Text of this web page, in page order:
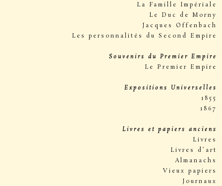
La Famille Impériale
Le Duc de Morny
Jacques Offenbach
Les personnalités du Second Empire
Souvenirs du Premier Empire
Le Premier Empire
Expositions Universelles
1855
1867
Livres et papiers anciens
Livres
Livres d’art
Almanachs
Vieux papiers
Journaux